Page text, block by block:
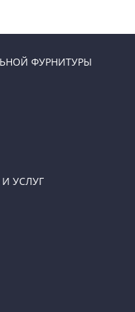
ФУРНИТУРЫ
УСЛУГ